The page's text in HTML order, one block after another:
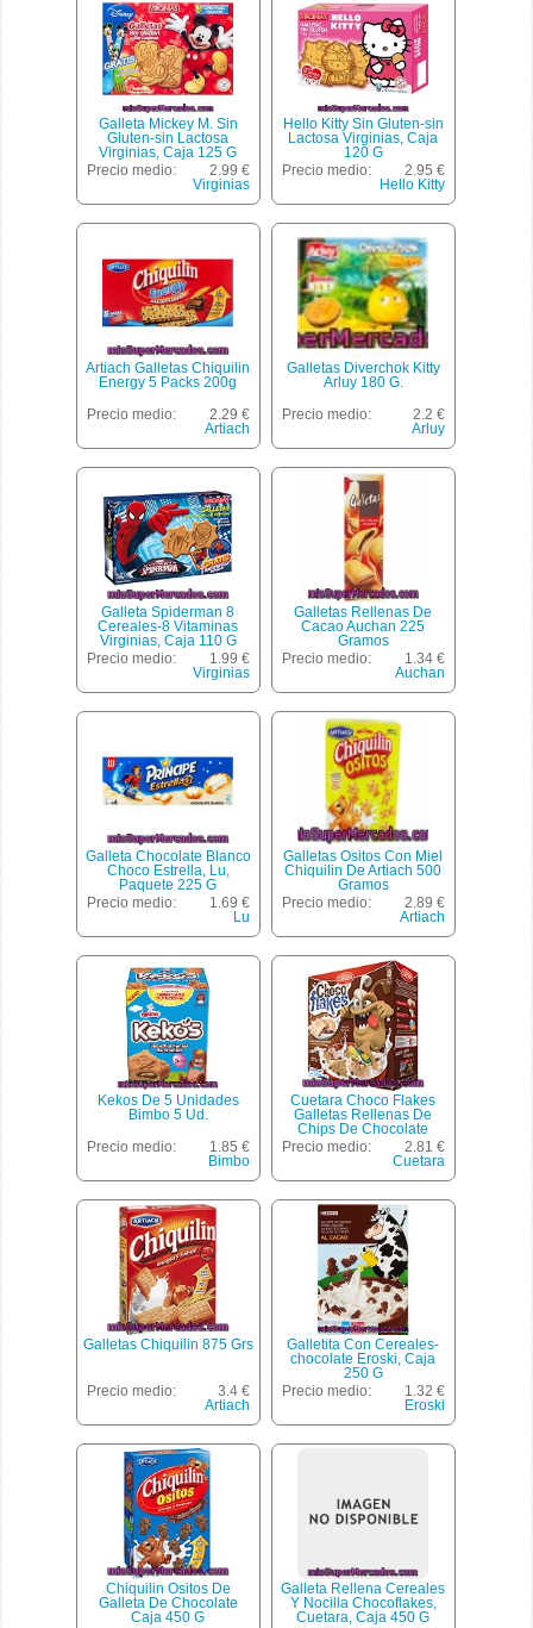
Galleta Mickey M. Sin
Gluten-sin Lactosa
Virginias, Caja 125 G
Precio medio:
2.99 €
Virginias
Hello Kitty Sin Gluten-sin
Lactosa Virginias, Caja
120 G
Precio medio:
2.95 €
Hello Kitty
Artiach Galletas Chiquilin
Energy 5 Packs 200g
Precio medio:
2.29 €
Artiach
Galletas Diverchok Kitty
Arluy 180 G.
Precio medio:
2.2 €
Arluy
Galleta Spiderman 8
Cereales-8 Vitaminas
Virginias, Caja 110 G
Precio medio:
1.99 €
Virginias
Galletas Rellenas De
Cacao Auchan 225
Gramos
Precio medio:
1.34 €
Auchan
Galleta Chocolate Blanco
Choco Estrella, Lu,
Paquete 225 G
Precio medio:
1.69 €
Lu
Galletas Ositos Con Miel
Chiquilin De Artiach 500
Gramos
Precio medio:
2.89 €
Artiach
Kekos De 5 Unidades
Bimbo 5 Ud.
Precio medio:
1.85 €
Bimbo
Cuetara Choco Flakes
Galletas Rellenas De
Chips De Chocolate
Paquete 550 G
Precio medio:
2.81 €
Cuetara
Galletas Chiquilin 875 Grs
Precio medio:
3.4 €
Artiach
Galletita Con Cereales-
chocolate Eroski, Caja
250 G
Precio medio:
1.32 €
Eroski
Chiquilin Ositos De
Galleta De Chocolate
Caja 450 G
Galleta Rellena Cereales
Y Nocilla Chocoflakes,
Cuetara, Caja 450 G